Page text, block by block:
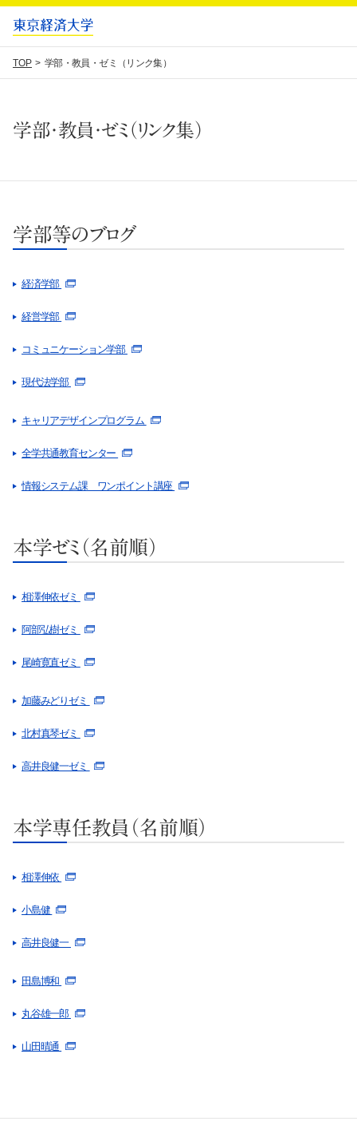
TKUポータル
TOP 学部・教員・ゼミ（リンク集）
学部・教員・ゼミ（リンク集）
学部等のブログ
経済学部
経営学部
コミュニケーション学部
現代法学部
キャリアデザインプログラム
全学共通教育センター
情報システム課 ワンポイント講座
本学ゼミ（名前順）
相澤伸依ゼミ
阿部弘樹ゼミ
尾崎寛直ゼミ
加藤みどりゼミ
北村真琴ゼミ
高井良健一ゼミ
本学専任教員（名前順）
相澤伸依
小島健
高井良健一
田島博和
丸谷雄一郎
山田晴通